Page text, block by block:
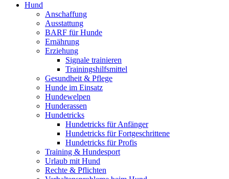
Hund
Anschaffung
Ausstattung
BARF für Hunde
Ernährung
Erziehung
Signale trainieren
Trainingshilfsmittel
Gesundheit & Pflege
Hunde im Einsatz
Hundewelpen
Hunderassen
Hundetricks
Hundetricks für Anfänger
Hundetricks für Fortgeschrittene
Hundetricks für Profis
Training & Hundesport
Urlaub mit Hund
Rechte & Pflichten